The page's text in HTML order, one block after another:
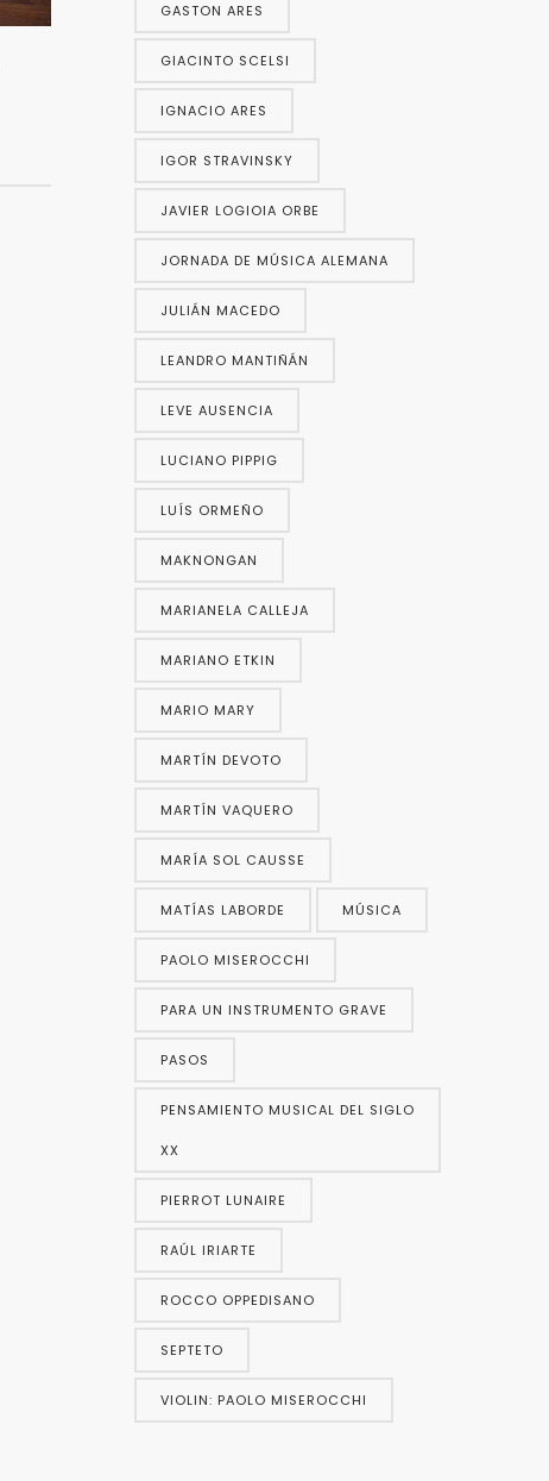
GASTON ARES
GIACINTO SCELSI
IGNACIO ARES
IGOR STRAVINSKY
JAVIER LOGIOIA ORBE
JORNADA DE MÚSICA ALEMANA
JULIÁN MACEDO
LEANDRO MANTIÑÁN
LEVE AUSENCIA
LUCIANO PIPPIG
LUÍS ORMEÑO
MAKNONGAN
MARIANELA CALLEJA
MARIANO ETKIN
MARIO MARY
MARTÍN DEVOTO
MARTÍN VAQUERO
MARÍA SOL CAUSSE
MATÍAS LABORDE MÚSICA
PAOLO MISEROCCHI
PARA UN INSTRUMENTO GRAVE
PASOS
PENSAMIENTO MUSICAL DEL SIGLO
XX
PIERROT LUNAIRE
RAÚL IRIARTE
ROCCO OPPEDISANO
SEPTETO
VIOLIN: PAOLO MISEROCCHI